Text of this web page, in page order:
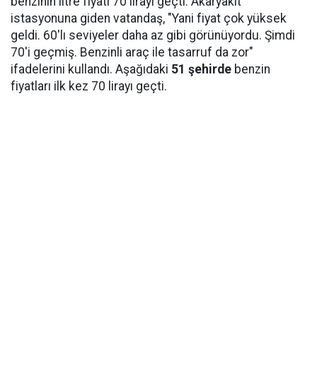
istasyonuna giden vatandaş, "Yani fiyat çok yüksek
geldi. 60'lı seviyeler daha az gibi görünüyordu. Şimdi
70'i geçmiş. Benzinli araç ile tasarruf da zor"
ifadelerini kullandı. Aşağıdaki 51 şehirde benzin
fiyatları ilk kez 70 lirayı geçti.